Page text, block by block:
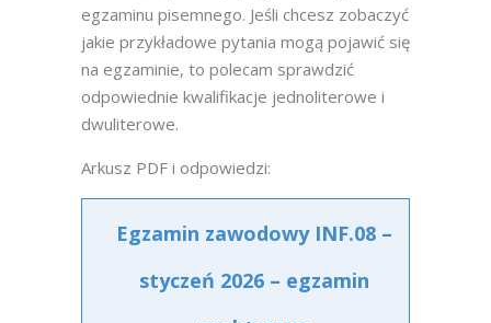
egzaminu pisemnego. Jeśli chcesz zobaczyć
jakie przykładowe pytania mogą pojawić się
na egzaminie, to polecam sprawdzić
odpowiednie kwalifikacje jednoliterowe i
dwuliterowe.
Arkusz PDF i odpowiedzi:
Egzamin zawodowy INF.08 –
styczeń 2026 – egzamin